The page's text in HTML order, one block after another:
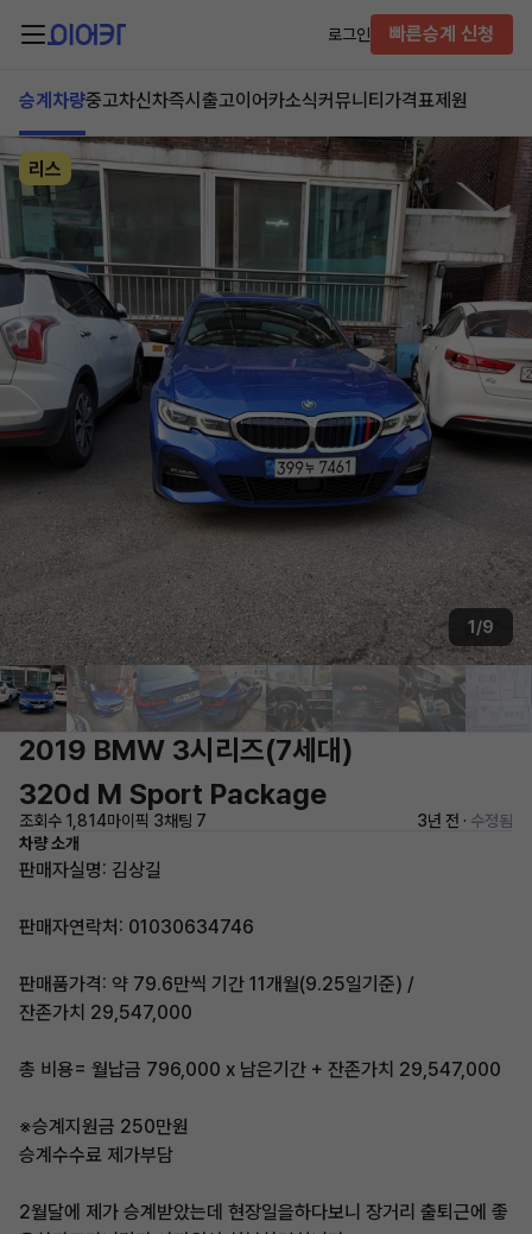
로그인 빠른승계 신청
승계차량중고차신차즉시출고이어카소식커뮤니티 가격표제원
리스
1/9
2019 BMW 3시리즈(7세대)
320d M Sport Package
조회수 1,814마이픽 3채팅 7 3년 전 · 수정됨
차량 소개
판매자실명: 김상길
판매자연락처: 01030634746
판매품가격: 약 79.6만씩 기간 11개월(9.25일기준) /
잔존가치 29,547,000
총 비용= 월납금 796,000 x 남은기간 + 잔존가치 29,547,000
※승계지원금 250만원
승계수수료 제가부담
2월달에 제가 승계받았는데 현장일을하다보니 장거리 출퇴근에 좋